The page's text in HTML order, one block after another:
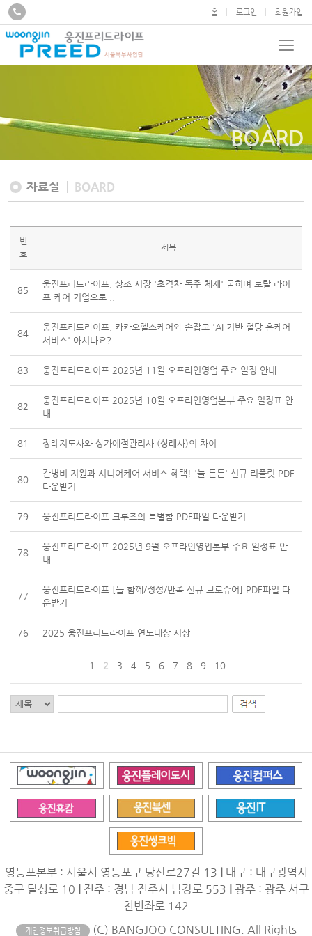
홈 로그인 회원가입
BOARD
자료실 BOARD
번
호
제목
85
웅진프리드라이프, 상조 시장 '초격차 독주 체제' 굳히며 토탈 라이
프 케어 기업으로 ..
84
웅진프리드라이프, 카카오헬스케어와 손잡고 'AI 기반 혈당 홈케어
서비스' 아시나요?
83 웅진프리드라이프 2025년 11월 오프라인영업 주요 일정 안내
82
웅진프리드라이프 2025년 10월 오프라인영업본부 주요 일정표 안
내
81 장례지도사와 상가예절관리사 (상례사)의 차이
80
간병비 지원과 시니어케어 서비스 혜택! '늘 든든' 신규 리플릿 PDF
다운받기
79 웅진프리드라이프 크루즈의 특별함 PDF파일 다운받기
78
웅진프리드라이프 2025년 9월 오프라인영업본부 주요 일정표 안
내
77
웅진프리드라이프 [늘 함께/정성/만족 신규 브로슈어] PDF파일 다
운받기
76 2025 웅진프리드라이프 연도대상 시상
1 2 3 4 5 6 7 8 9 10
영등포본부 : 서울시 영등포구 당산로27길 13
대구 : 대구광역시
중구 달성로 10
진주 : 경남 진주시 남강로 553
광주 : 광주 서구
천변좌로 142
개인정보취급방침 (C) BANGJOO CONSULTING. All Rights